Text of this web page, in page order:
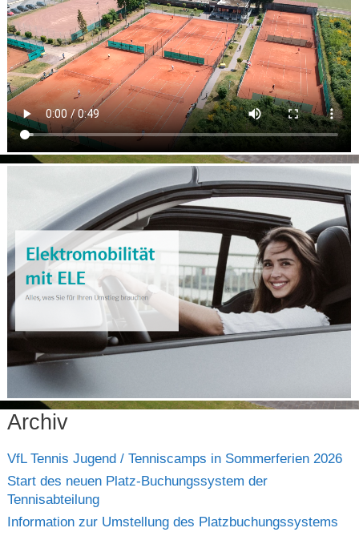
Archiv
VfL Tennis Jugend / Tenniscamps in Sommerferien 2026
Start des neuen Platz-Buchungssystem der
Tennisabteilung
Information zur Umstellung des Platzbuchungssystems